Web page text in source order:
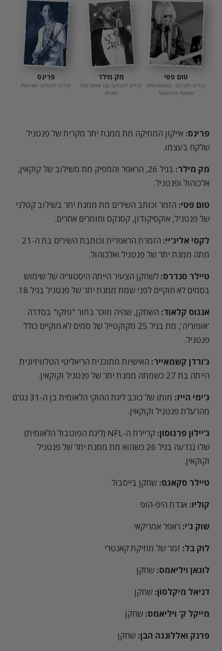
טום פטי
קרדיט לתצלום: Wikimedia,
Takahiro Kyono
מק מילר
קרדיט לתצלום: the come up
show
פרינס
קרדיט לתצלום: Penner
פרינס: אייקון המוזיקה מת ממנת יתר מקרית של פנטניל
שלקח בעצמו.
מק מילר:
בגיל 26, הראפר והמפיק מת משילוב של קוקאין,
אלכוהול ופנטניל.
טום פטי: הזמר וכותב השירים מת ממנת יתר בשילוב קטלני
של פנטניל, אוקסיקודון, קסנקס וחומרים אחרים.
לקסי אליג'יי:
הזמרת הראפרית וכותבת השירים בת ה-21
מתה ממנת יתר של פנטניל ואלכוהול.
טיילר סנדרס: לשחקן הצעיר הייתה היסטוריה של שימוש
בסמים לא חוקיים לפני שמת ממנת יתר של פנטניל בגיל 18.
אנגוס קלאוד: השחקן, שהיה מוּכּר בתור "פזקו" בסדרה
'אופוריה', מת בגיל 25 מקוקטייל של סמים לא חוקיים כולל
פנטניל.
ג'ורדן קשמאייר: האישיות מתוכנית הריאליטי הטלוויזיונית
הייתה בת 27 כשמתה ממנת יתר של פנטניל וקוקאין.
ג'ימי הייז:
מותו של כוכב ליגת ההוקי הלאומית בן ה-31 נגרם
מהרעלת פנטניל וקוקאין.
ג'יילון פרגוסון:
קריירת ה-NFL (ליגת הפוטבול הלאומית)
שלו נגדעה בגיל 26 כשהוא מת ממנת יתר של פנטניל
וקוקאין.
טיילר סקאגס: שחקן בייסבול
קוליו: אגדת היפ-הופ
שוק ג'י: ראפר אמריקאי
לוק בל: זמר של מוזיקת קאנטרי
לוגאן ויליאמס: שחקן
דניאל מיקלסון: שחקן
מייקל ק' ויליאמס: שחקן
פרנק ואללונגה הבן: שחקן